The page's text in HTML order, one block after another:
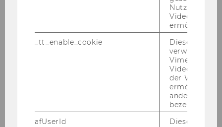
Studienjahr 2016/2017
Nutzung des
Videoplayers
ermöglichen
_tt_enable_cookie
Dieses
verwendet,
Vimeo-
der WU-
ermöglichen
andere nicht
bezeichnete
afUserId
Dieses